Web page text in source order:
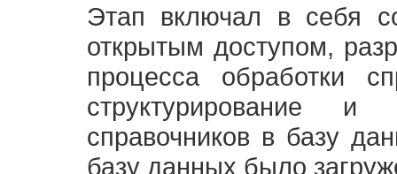
Этап включал в себя
открытым доступом,
процесса обработки
структурирование и
справочников в базу
базу данных было